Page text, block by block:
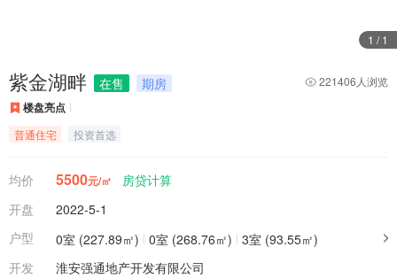
1 /1
紫金湖畔 在售 期房 221406人浏览
楼盘亮点
普通住宅 投资首选
均价 5500元/㎡
房贷计算
开盘
2022-5-1
户型
0室 (227.89㎡) 0室 (268.76㎡) 3室 (93.55㎡)
开发
淮安强通地产开发有限公司